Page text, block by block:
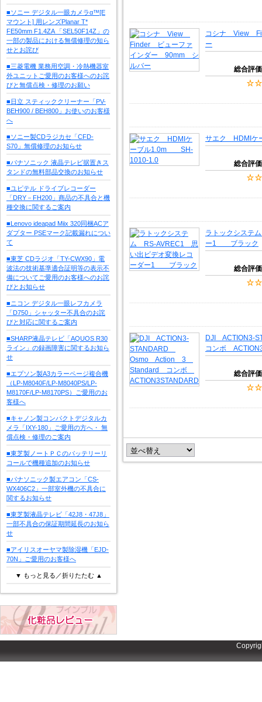
■ソニー デジタル一眼カメラα™[E
マウント] 用レンズPlanar T*
FE50mm F1.4ZA 「SEL50F14Z」の
一部の製品における無償修理の知ら
せとお詫び
■三菱電機 業務用空調・冷熱機器室
外ユニットご愛用のお客様へのお詫
びと無償点検・修理のお願い
■日立 スティッククリーナー「PV-
BEH900 / BEH800」お使いのお客様
へ
■ソニー製CDラジカセ「CFD-
S70」無償修理のお知らせ
■パナソニック 液晶テレビ据置きス
タンドの無料部品交換のお知らせ
■ユピテル ドライブレコーダー
「DRY－FH200」商品の不具合と機
種交換に関するご案内
■Lenovo ideapad Miix 320同梱ACア
ダプター PSEマーク記載漏れについ
て
■東芝 CDラジオ「TY-CWX90」電
波法の技術基準適合証明等の表示不
備についてご愛用のお客様へのお詫
びとお知らせ
■ニコン デジタル一眼レフカメラ
「D750」シャッター不具合のお詫
びと対応に関するご案内
■SHARP液晶テレビ「AQUOS R30
ライン」の録画障害に関するお知ら
せ
■エプソン製A3カラーページ複合機
（LP-M8040F/LP-M8040PS/LP-
M8170F/LP-M8170PS）ご愛用のお
客様へ
■キャノン製コンパクトデジタルカ
メラ「IXY-180」ご愛用の方へ・ 無
償点検・修理のご案内
■東芝製ノートＰＣのバッテリーリ
コールで機種追加のお知らせ
■パナソニック製エアコン「CS-
WX406C2」一部室外機の不具合に
関するお知らせ
■東芝製液晶テレビ「42J8・47J8」
一部不具合の保証期間延長のお知ら
せ
■アイリスオーヤマ製除湿機「EJD-
70N」ご愛用のお客様へ
▼ もっと見る／折りたたむ ▲
コシナ View
ー
総合評価
サエク HDMI
総合評価
ラトックシステ
ー1 ブラック
総合評価
DJI
コンボ
総合評価